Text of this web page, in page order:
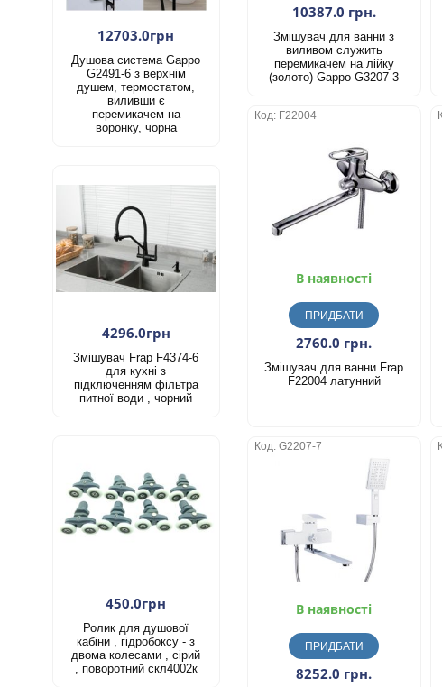
12703.0грн
Душова система Gappo
G2491-6 з верхнім
душем, термостатом,
виливши є
перемикачем на
воронку, чорна
4296.0грн
Змішувач Frap F4374-6
для кухні з
підключенням фільтра
питної води , чорний
450.0грн
Ролик для душової
кабіни , гідробоксу - з
двома колесами , сірий
, поворотний скл4002к
10387.0 грн.
Змішувач для ванни з
виливом служить
перемикачем на лійку
(золото) Gappo G3207-3
Код: F22004
В наявності
ПРИДБАТИ
2760.0 грн.
Змішувач для ванни Frap
F22004 латунний
Код: G2207-7
В наявності
ПРИДБАТИ
8252.0 грн.